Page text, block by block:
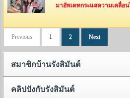
Previous 1 2 Next
สมาชิกบ้านรังสิมันต์
คลิปปังกับรังสิมันต์